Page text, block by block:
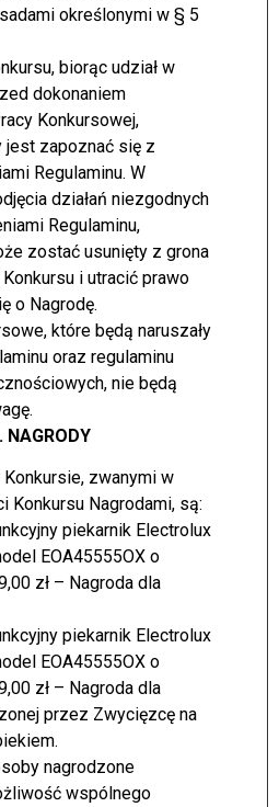
określonymi w § 5
biorąc udział w
dokonaniem
Konkursowej,
jest zapoznać się z
Regulaminu. W
działań niezgodnych
Regulaminu,
zostać usunięty z grona
i utracić prawo
o Nagrodę.
które będą naruszały
oraz regulaminu
nie będą
NAGRODY
zwanymi w
Konkursu Nagrodami, są:
piekarnik Electrolux
EOA45555OX o
zł – Nagroda dla
piekarnik Electrolux
EOA45555OX o
zł – Nagroda dla
przez Zwycięzcę na
nagrodzone
wspólnego